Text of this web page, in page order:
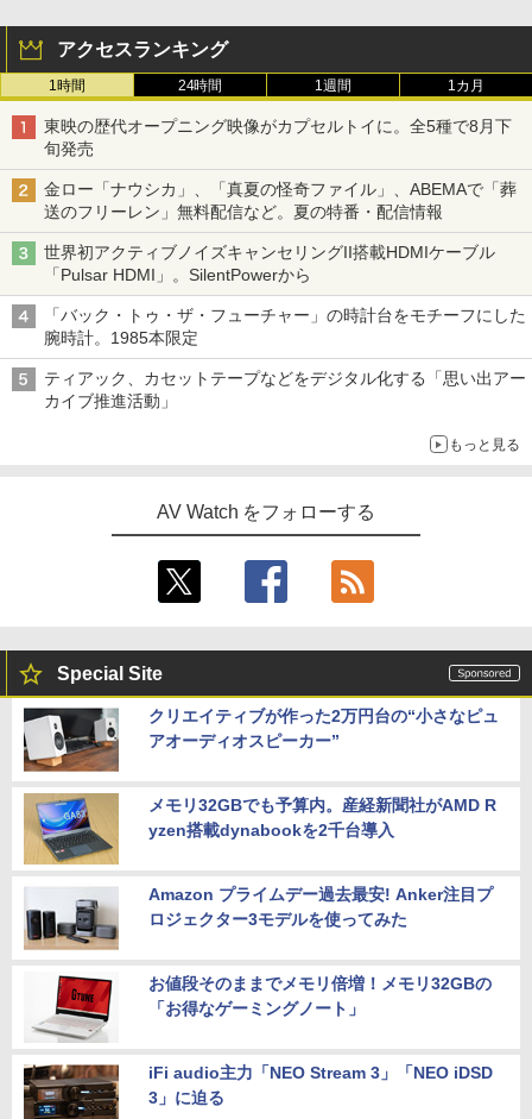
アクセスランキング
1時間 24時間 1週間 1カ月
東映の歴代オープニング映像がカプセルトイに。全5種で8月下
旬発売
金ロー「ナウシカ」、「真夏の怪奇ファイル」、ABEMAで「葬
送のフリーレン」無料配信など。夏の特番・配信情報
世界初アクティブノイズキャンセリングII搭載HDMIケーブル
「Pulsar HDMI」。SilentPowerから
「バック・トゥ・ザ・フューチャー」の時計台をモチーフにした
腕時計。1985本限定
ティアック、カセットテープなどをデジタル化する「思い出アー
カイブ推進活動」
もっと見る
AV Watch をフォローする
Special Site
クリエイティブが作った2万円台の“小さなピュ
アオーディオスピーカー”
メモリ32GBでも予算内。産経新聞社がAMD R
yzen搭載dynabookを2千台導入
Amazon プライムデー過去最安! Anker注目プ
ロジェクター3モデルを使ってみた
お値段そのままでメモリ倍増！メモリ32GBの
「お得なゲーミングノート」
iFi audio主力「NEO Stream 3」「NEO iDSD
3」に迫る